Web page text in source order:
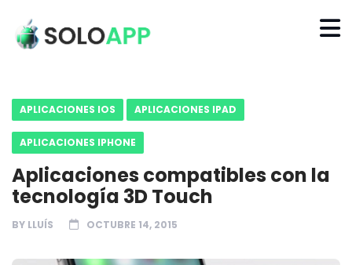
APLICACIONES IOS APLICACIONES IPAD
APLICACIONES IPHONE
Aplicaciones compatibles con la
tecnología 3D Touch
BY LLUÍS OCTUBRE 14, 2015